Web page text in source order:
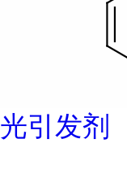
光引发剂